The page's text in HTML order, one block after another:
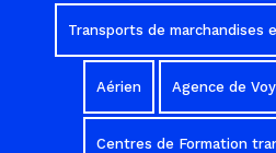
Transports de marchandises
Aérien Agence de
Centres de Formation